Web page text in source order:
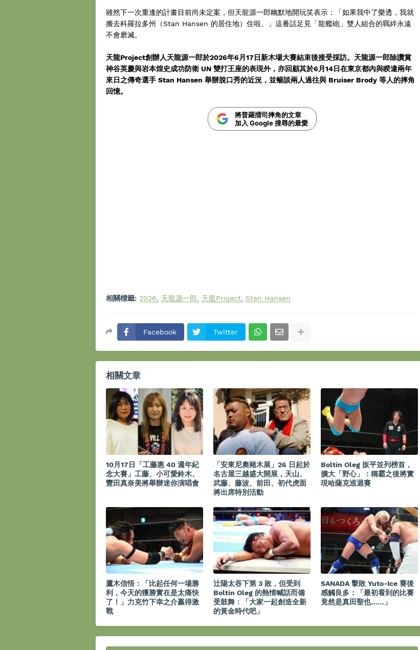
雖然下一次重逢的計畫目前尚未定案，但天龍源一郎幽默地開玩笑表示：「如果我中了樂透，我就
搬去科羅拉多州（Stan Hansen 的居住地）住啦。」這番話足見「龍艦砲」雙人組合的羈絆永遠
不會磨滅。
天龍Project創辦人天龍源一郎於2026年6月17日新木場大賽結束後接受採訪。天龍源一郎除讚賞
神谷英慶與岩本煌史成功防衛 UN 雙打王座的表現外，亦回顧其於6月14日在東京都內與睽違兩年
來日之傳奇選手 Stan Hansen 舉辦脫口秀的近況，並暢談兩人過往與 Bruiser Brody 等人的摔角
回憶。
將普羅擂司摔角的文章
加入 Google 搜尋的最愛
相關標籤: 2026 天龍源一郎 天龍Project Stan Hansen
Facebook Twitter
相關文章
10月17日「工藤惠 40 週年紀
念大賽」工藤、小可愛鈴木、
豐田真奈美將舉辦迷你演唱會
「安東尼奧豬木展」26 日起於
名古屋三越盛大開展，天山、
武藤、藤波、前田、初代虎面
將出席特別活動
Boltin Oleg 扳平並列榜首，
擴大「野心」：稱霸之後將實
現哈薩克巡迴賽
鷹木信悟：「比起任何一場勝
利，今天的獲勝實在是太痛快
了！」力克竹下幸之介贏得激
戰
辻陽太吞下第 3 敗，但受到
Boltin Oleg 的熱情喊話而備
受鼓舞：「大家一起創造全新
的黃金時代吧」
SANADA 擊敗 Yuto-Ice 賽後
感觸良多：「最初看到的比賽
竟然是真田聖也……」